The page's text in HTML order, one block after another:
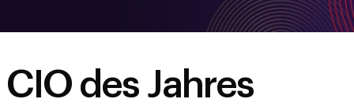
CIO des Jahres